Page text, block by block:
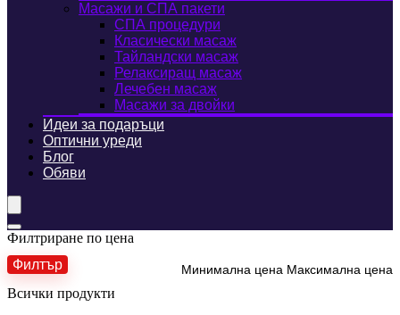
Масажи и СПА пакети
СПА процедури
Класически масаж
Тайландски масаж
Релаксиращ масаж
Лечебен масаж
Масажи за двойки
Идеи за подаръци
Оптични уреди
Блог
Обяви
Филтриране по цена
Минимална цена Максимална цена
Филтър
Всички продукти